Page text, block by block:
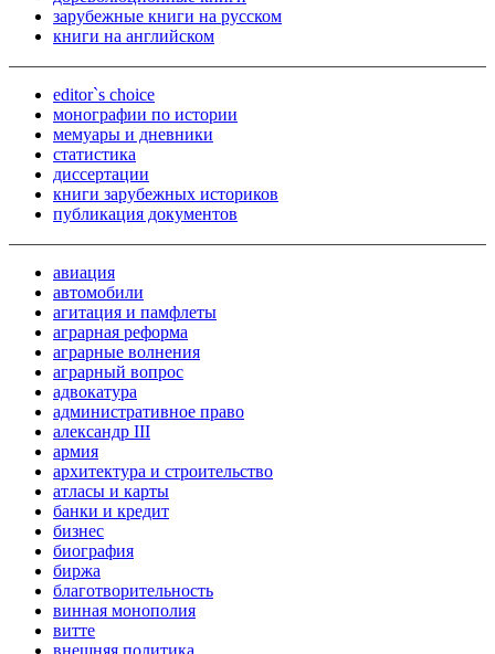
зарубежные книги на русском
книги на английском
editor`s choice
монографии по истории
мемуары и дневники
статистика
диссертации
книги зарубежных историков
публикация документов
авиация
автомобили
агитация и памфлеты
аграрная реформа
аграрные волнения
аграрный вопрос
адвокатура
административное право
александр III
армия
архитектура и строительство
атласы и карты
банки и кредит
бизнес
биография
биржа
благотворительность
винная монополия
витте